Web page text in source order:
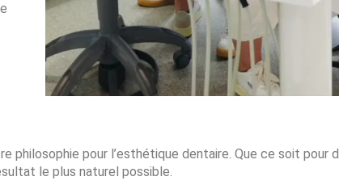
philosophie pour l’esthétique dentaire. Que ce soit pour
le plus naturel possible.